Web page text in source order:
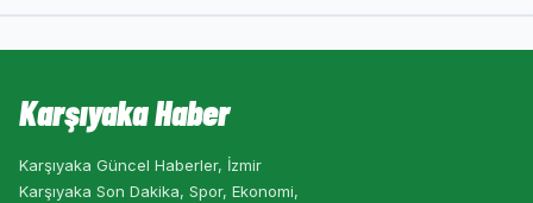
Karşıyaka Haber
Karşıyaka Güncel Haberler, İzmir
Karşıyaka Son Dakika, Spor, Ekonomi,